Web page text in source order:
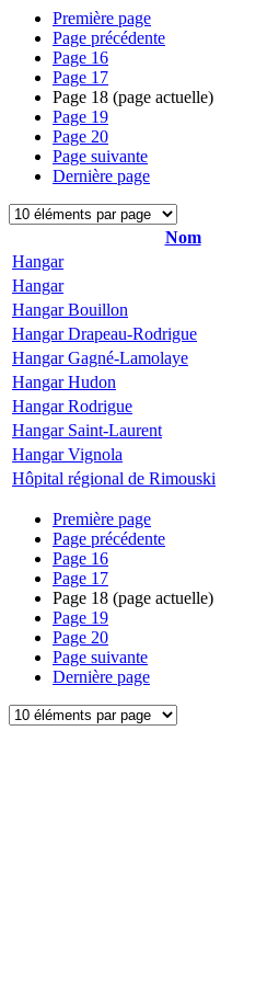
Première page
Page précédente
Page 16
Page 17
Page 18 (page actuelle)
Page 19
Page 20
Page suivante
Dernière page
Nom
Hangar
Hangar
Hangar Bouillon
Hangar Drapeau-Rodrigue
Hangar Gagné-Lamolaye
Hangar Hudon
Hangar Rodrigue
Hangar Saint-Laurent
Hangar Vignola
Hôpital régional de Rimouski
Première page
Page précédente
Page 16
Page 17
Page 18 (page actuelle)
Page 19
Page 20
Page suivante
Dernière page